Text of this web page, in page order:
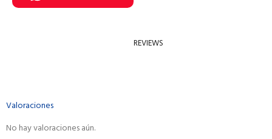
REVIEWS
Valoraciones
No hay valoraciones aún.